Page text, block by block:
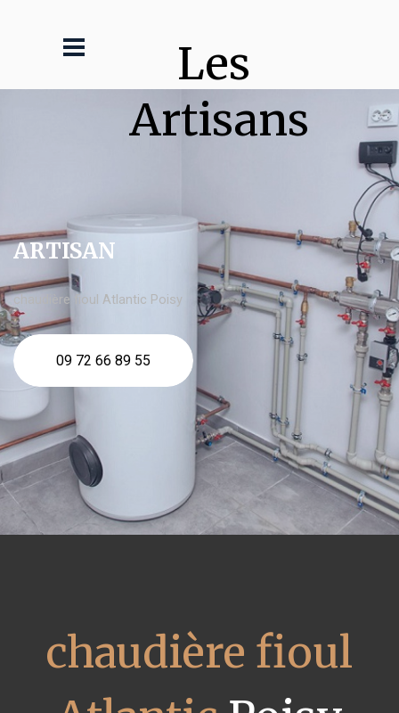
Les
Artisans
ARTISAN
chaudière fioul Atlantic Poisy
09 72 66 89 55
chaudière fioul